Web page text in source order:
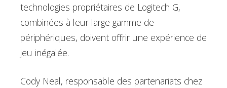
technologies propriétaires de Logitech G,
combinées à leur large gamme de
périphériques, doivent offrir une expérience de
jeu inégalée.
Cody Neal, responsable des partenariats chez